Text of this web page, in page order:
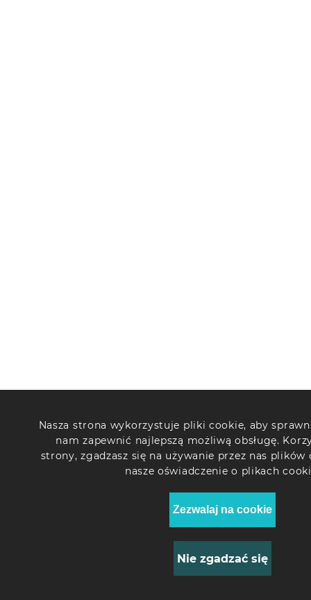
Nasza strona wykorzystuje pliki cookie, aby
nam zapewnić najlepszą możliwą obsługę.
strony, zgadzasz się na używanie przez nas plików
nasze oświadczenie o plikach
Zezwalaj na cookie
Nie zgadzać się